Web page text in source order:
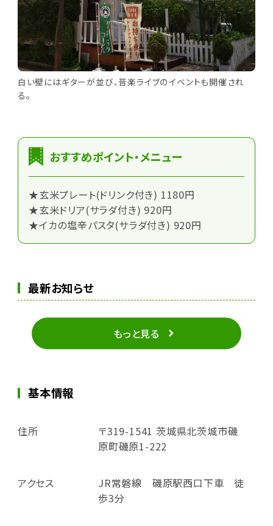
白い壁にはギターが並び、音楽ライブのイベントも開催され
る。
おすすめポイント・メニュー
★玄米プレート(ドリンク付き) 1180円
★玄米ドリア(サラダ付き) 920円
★イカの塩辛パスタ(サラダ付き) 920円
最新お知らせ
もっと見る
基本情報
住所
〒319-1541 茨城県北茨城市磯
原町磯原1-222
アクセス
JR常磐線 磯原駅西口下車 徒
歩3分